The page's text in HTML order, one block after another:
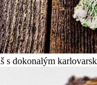
s dokonalým